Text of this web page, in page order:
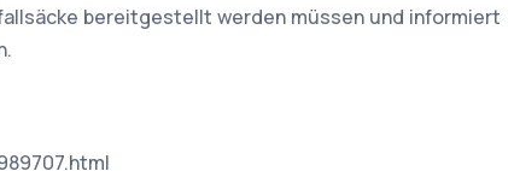
bereitgestellt werden müssen und informiert